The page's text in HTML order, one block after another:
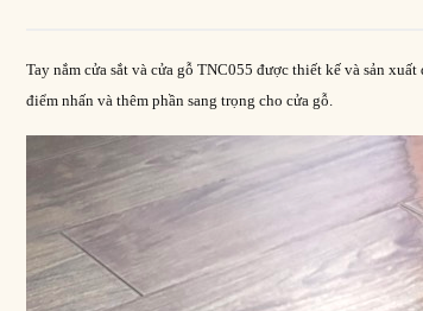
Tay nắm cửa sắt và cửa gỗ TNC055 được thiết kế và sản
điểm nhấn và thêm phần sang trọng cho cửa gỗ.